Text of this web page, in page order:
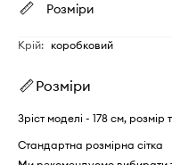
Розміри
Крій: коробковий
Розміри
Зріст моделі - 178 см,
Стандартна розмірна сітка